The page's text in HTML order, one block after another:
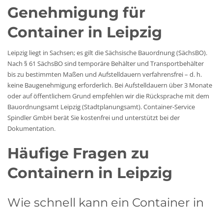
Genehmigung für
Container in Leipzig
Leipzig liegt in Sachsen; es gilt die Sächsische Bauordnung (SächsBO).
Nach § 61 SächsBO sind temporäre Behälter und Transportbehälter
bis zu bestimmten Maßen und Aufstelldauern verfahrensfrei – d. h.
keine Baugenehmigung erforderlich. Bei Aufstelldauern über 3 Monate
oder auf öffentlichem Grund empfehlen wir die Rücksprache mit dem
Bauordnungsamt Leipzig (Stadtplanungsamt). Container-Service
Spindler GmbH berät Sie kostenfrei und unterstützt bei der
Dokumentation.
Häufige Fragen zu
Containern in Leipzig
Wie schnell kann ein Container in